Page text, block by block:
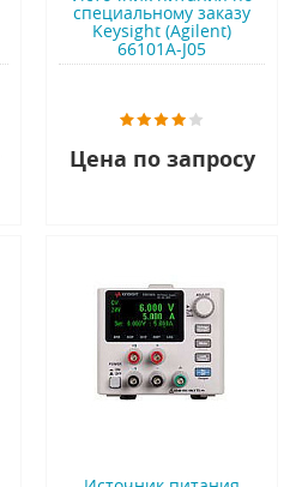
специальному заказу
Keysight (Agilent)
66101A-J05
Цена по запросу